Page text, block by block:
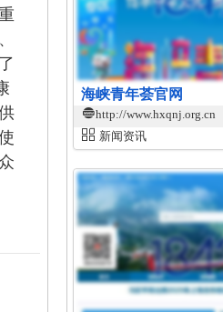
海峡青年荟官网
http://www.hxqnj.org.cn
新闻资讯